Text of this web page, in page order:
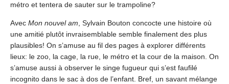
métro et tentera de sauter sur le trampoline?
Avec Mon nouvel am , Sylvain Bouton concocte une histoire où
une amitié plutôt invraisemblable semble finalement des plus
plausibles! On s’amuse au fil des pages à explorer différents
lieux: le zoo, la cage, la rue, le métro et la cour de la maison. On
s’amuse aussi à observer le singe fugueur qui s’est faufilé
incognito dans le sac à dos de l’enfant. Bref, un savant mélange